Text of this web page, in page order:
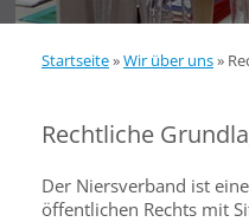
Startseite»Wir über uns»
Rechtliche
Der Niersverband ist
öffentlichen Rechts mit